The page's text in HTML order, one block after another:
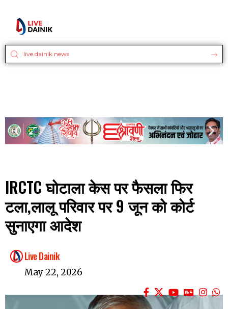
IRCTC घोटाला केस पर फैसला फिर
टला,लालू परिवार पर 9 जून को कोर्ट
सुनाएगा आदेश
Live Dainik
May 22, 2026